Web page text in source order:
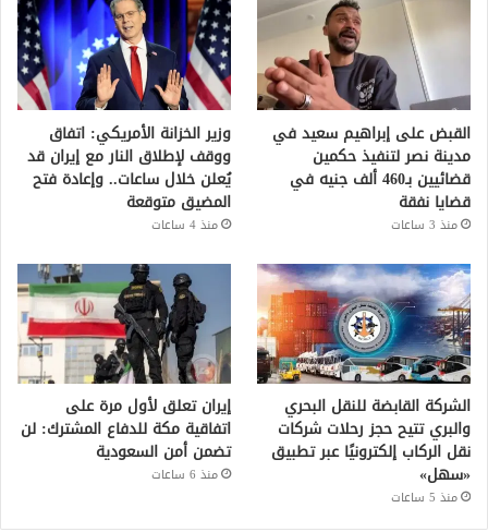
القبض على إبراهيم سعيد في
مدينة نصر لتنفيذ حكمين
قضائيين بـ460 ألف جنيه في
قضايا نفقة
منذ 3 ساعات
وزير الخزانة الأمريكي: اتفاق
ووقف لإطلاق النار مع إيران قد
يُعلن خلال ساعات.. وإعادة فتح
المضيق متوقعة
منذ 4 ساعات
الشركة القابضة للنقل البحري
والبري تتيح حجز رحلات شركات
نقل الركاب إلكترونيًا عبر تطبيق
«سهل»
منذ 5 ساعات
إيران تعلق لأول مرة على
اتفاقية مكة للدفاع المشترك: لن
تضمن أمن السعودية
منذ 6 ساعات